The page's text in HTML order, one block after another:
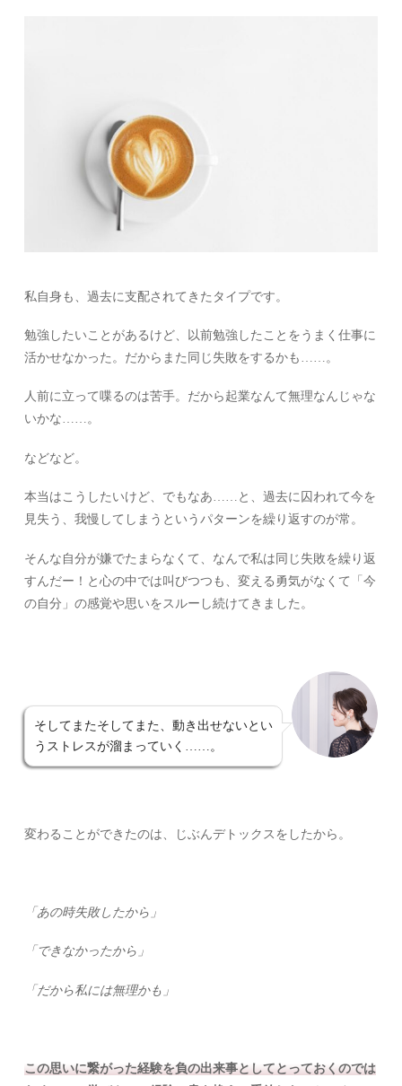
私自身も、過去に支配されてきたタイプです。
勉強したいことがあるけど、以前勉強したことをうまく仕事に
活かせなかった。だからまた同じ失敗をするかも……。
人前に立って喋るのは苦手。だから起業なんて無理なんじゃな
いかな……。
などなど。
本当はこうしたいけど、でもなあ……と、過去に囚われて今を
見失う、我慢してしまうというパターンを繰り返すのが常。
そんな自分が嫌でたまらなくて、なんで私は同じ失敗を繰り返
すんだー！と心の中では叫びつつも、変える勇気がなくて「今
の自分」の感覚や思いをスルーし続けてきました。
そしてまたそしてまた、動き出せないとい
うストレスが溜まっていく……。
変わることができたのは、じぶんデトックスをしたから。
「あの時失敗したから」
「できなかったから」
「だから私には無理かも」
この思いに繋がった経験を負の出来事としてとっておくのでは